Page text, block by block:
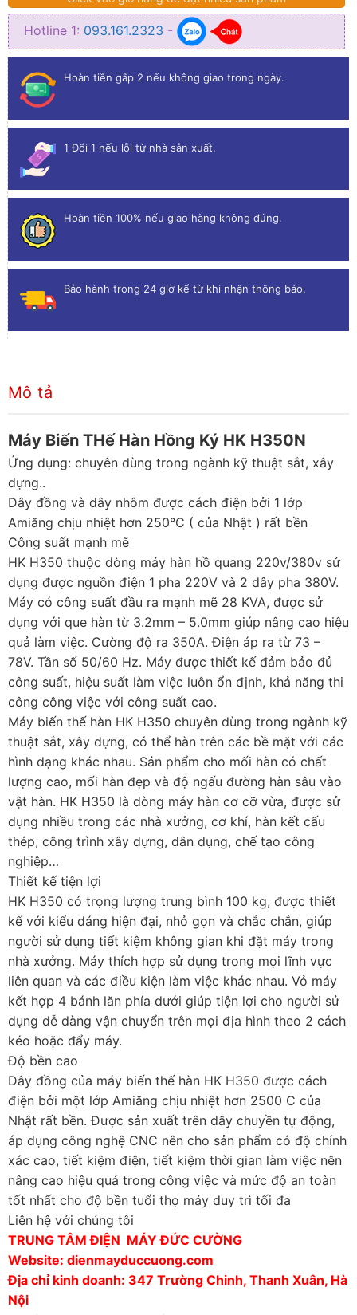
Hotline 1: 093.161.2323 -
Hoàn tiền gấp 2 nếu không giao trong ngày.
1 Đổi 1 nếu lỗi từ nhà sản xuất.
Hoàn tiền 100% nếu giao hàng không đúng.
Bảo hành trong 24 giờ kể từ khi nhận thông báo.
Mô tả
Máy Biến THế Hàn Hồng Ký HK H350N
Ứng dụng: chuyên dùng trong ngành kỹ thuật sắt, xây
dựng..
Dây đồng và dây nhôm được cách điện bởi 1 lớp
Amiăng chịu nhiệt hơn 250°C ( của Nhật ) rất bền
Công suất mạnh mẽ
HK H350 thuộc dòng máy hàn hồ quang 220v/380v sử
dụng được nguồn điện 1 pha 220V và 2 dây pha 380V.
Máy có công suất đầu ra mạnh mẽ 28 KVA, được sử
dụng với que hàn từ 3.2mm – 5.0mm giúp nâng cao hiệu
quả làm việc. Cường độ ra 350A. Điện áp ra từ 73 –
78V. Tần số 50/60 Hz. Máy được thiết kế đảm bảo đủ
công suất, hiệu suất làm việc luôn ổn định, khả năng thi
công công việc với công suất cao.
Máy biến thế hàn HK H350 chuyên dùng trong ngành kỹ
thuật sắt, xây dựng, có thể hàn trên các bề mặt với các
hình dạng khác nhau. Sản phẩm cho mối hàn có chất
lượng cao, mối hàn đẹp và độ ngấu đường hàn sâu vào
vật hàn. HK H350 là dòng máy hàn cơ cỡ vừa, được sử
dụng nhiều trong các nhà xưởng, cơ khí, hàn kết cấu
thép, công trình xây dựng, dân dụng, chế tạo công
nghiệp…
Thiết kế tiện lợi
HK H350 có trọng lượng trung bình 100 kg, được thiết
kế với kiểu dáng hiện đại, nhỏ gọn và chắc chắn, giúp
người sử dụng tiết kiệm không gian khi đặt máy trong
nhà xưởng. Máy thích hợp sử dụng trong mọi lĩnh vực
liên quan và các điều kiện làm việc khác nhau. Vỏ máy
kết hợp 4 bánh lăn phía dưới giúp tiện lợi cho người sử
dụng dễ dàng vận chuyển trên mọi địa hình theo 2 cách
kéo hoặc đẩy máy.
Độ bền cao
Dây đồng của máy biến thế hàn HK H350 được cách
điện bởi một lớp Amiăng chịu nhiệt hơn 2500 C của
Nhật rất bền. Được sản xuất trên dây chuyền tự động,
áp dụng công nghệ CNC nên cho sản phẩm có độ chính
xác cao, tiết kiệm điện, tiết kiệm thời gian làm việc nên
nâng cao hiệu quả trong công việc và mức độ an toàn
tốt nhất cho độ bền tuổi thọ máy duy trì tối đa
Liên hệ với chúng tôi
TRUNG TÂM ĐIỆN MÁY ĐỨC CƯỜNG
Website: dienmayduccuong.com
Địa chỉ kinh doanh: 347 Trường Chinh, Thanh Xuân, Hà
Nội